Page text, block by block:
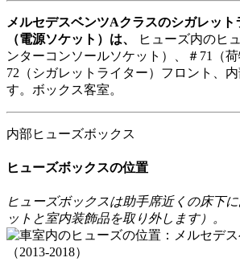
メルセデスベンツAクラスのシガレッ
（電源ソケット）は、
ヒューズ内のヒ
ンターコンソールソケット）、＃71（
72（シガレットライター）フロント、
す。ボックス客室。
内部ヒューズボックス
ヒューズボックスの位置
ヒューズボックスは助手席近くの床下
ットと室内装飾品を取り外します）。